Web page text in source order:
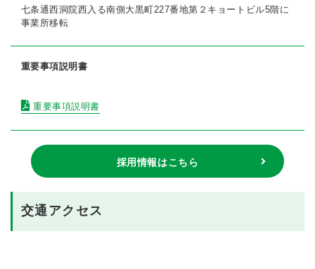
七条通西洞院西入る南側大黒町227番地第２キョートビル5階に
事業所移転
重要事項説明書
重要事項説明書
採用情報はこちら
交通アクセス